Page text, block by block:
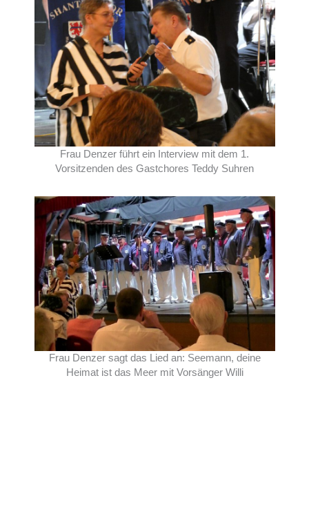
Frau Denzer führt ein Interview mit dem 1.
Vorsitzenden des Gastchores Teddy Suhren
Frau Denzer sagt das Lied an: Seemann, deine
Heimat ist das Meer mit Vorsänger Willi